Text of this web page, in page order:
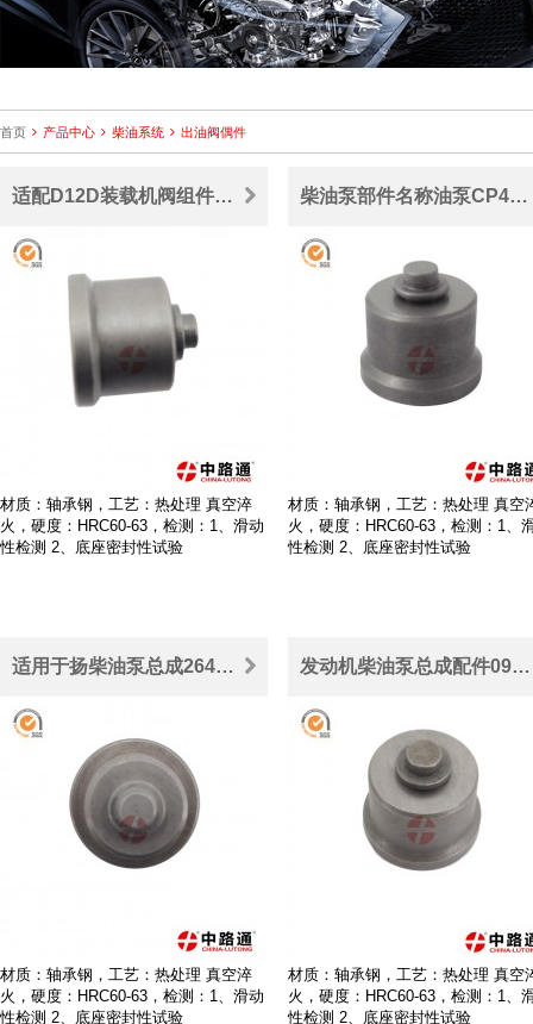
首页 产品中心 柴油系统 出油阀偶件
适配D12D装载机阀组件喷油器出油阀096420-0510
材质：轴承钢，工艺：热处理 真空淬
火，硬度：HRC60-63，检测：1、滑动
性检测 2、底座密封性试验
柴油泵部件名称油泵CP4出油阀
材质：轴承钢，工艺：热处理 真空
火，硬度：HRC60-63，检测：1、
性检测 2、底座密封性试验
适用于扬柴油泵总成2644C337柴油高压油泵出油阀
材质：轴承钢，工艺：热处理 真空淬
火，硬度：HRC60-63，检测：1、滑动
性检测 2、底座密封性试验
发动机柴油泵总成配件090140-1050汽车油泵出油阀
材质：轴承钢，工艺：热处理 真空
火，硬度：HRC60-63，检测：1、
性检测 2、底座密封性试验